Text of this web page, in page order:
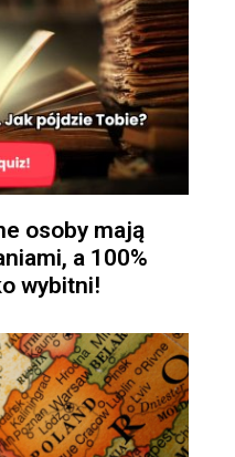
osoby mają
a 100%
wybitni!